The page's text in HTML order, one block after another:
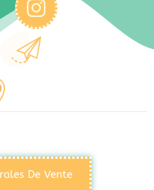
De Vente